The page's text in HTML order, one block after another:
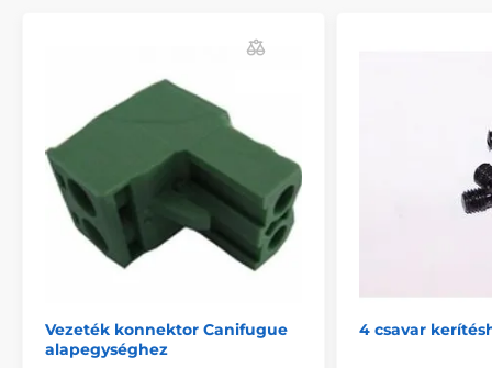
Vezeték konnektor Canifugue
alapegységhez
4 csavar